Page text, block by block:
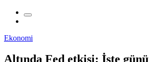
Ekonomi
Altında Fed etkisi: İşte